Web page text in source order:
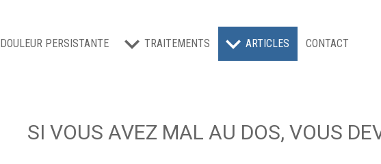
DOULEUR PERSISTANTE TRAITEMENTS ARTICLES CONTACT
SI VOUS AVEZ MAL AU DOS, VOUS